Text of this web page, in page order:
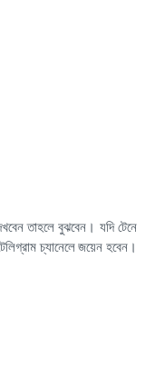
তাহলে বুঝবেন। যদি টেনে
চ্যানেলে জয়েন হবেন।